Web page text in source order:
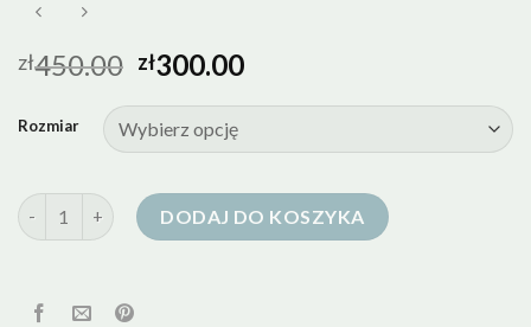
zł450.00 zł300.00
Rozmiar
ilość dynafit kurtka puchowaDODAJ DO KOSZYKA